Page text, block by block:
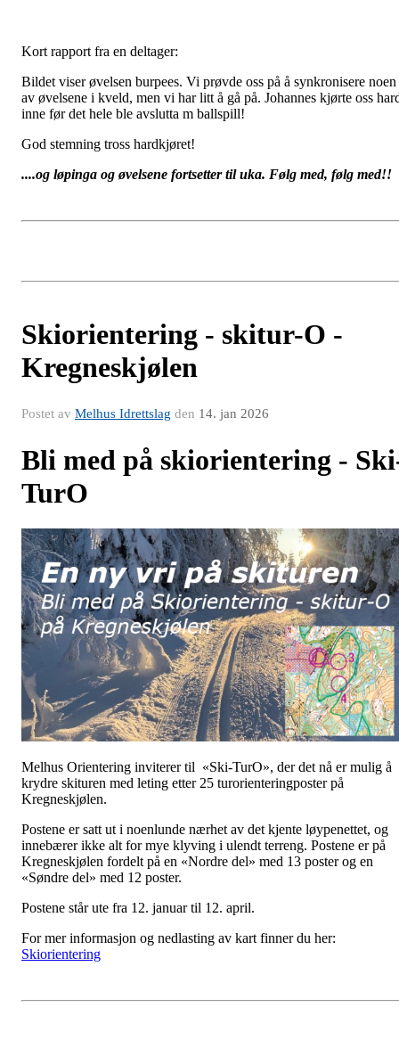
Kort rapport fra en deltager:
Bildet viser øvelsen burpees. Vi prøvde oss på å synkronisere noen
av øvelsene i kveld, men vi har litt å gå på. Johannes kjørte oss
inne før det hele ble avslutta m ballspill!
God stemning tross hardkjøret!
....og løpinga og øvelsene fortsetter til uka. Følg med, følg med!!
Skiorientering - skitur-O -
Kregneskjølen
Postet av Melhus Idrettslag den 14. jan 2026
Bli med på skiorientering -
TurO
Melhus Orientering inviterer til «Ski-TurO», der det nå er mulig å
krydre skituren med leting etter 25 turorienteringposter på
Kregneskjølen.
Postene er satt ut i noenlunde nærhet av det kjente løypenettet, og
innebærer ikke alt for mye klyving i ulendt terreng. Postene er på
Kregneskjølen fordelt på en «Nordre del» med 13 poster og en
«Søndre del» med 12 poster.
Postene står ute fra 12. januar til 12. april.
For mer informasjon og nedlasting av kart finner du her:
Skiorientering